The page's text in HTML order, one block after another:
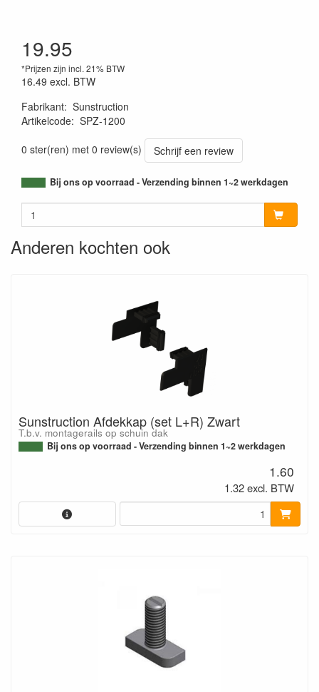
19.95
*Prijzen zijn incl. 21% BTW
16.49 excl. BTW
Fabrikant: Sunstruction
Artikelcode: SPZ-1200
0 ster(ren) met 0 review(s)
Schrijf een review
Bij ons op voorraad - Verzending binnen 1~2 werkdagen
Anderen kochten ook
Sunstruction Afdekkap (set L+R) Zwart
T.b.v. montagerails op schuin dak
Bij ons op voorraad - Verzending binnen 1~2 werkdagen
1.60
1.32 excl. BTW